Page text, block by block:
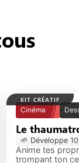
KIT CRÉATIF
Cinéma
Le
🌱 Développe 10
Anime tes
trompant ton